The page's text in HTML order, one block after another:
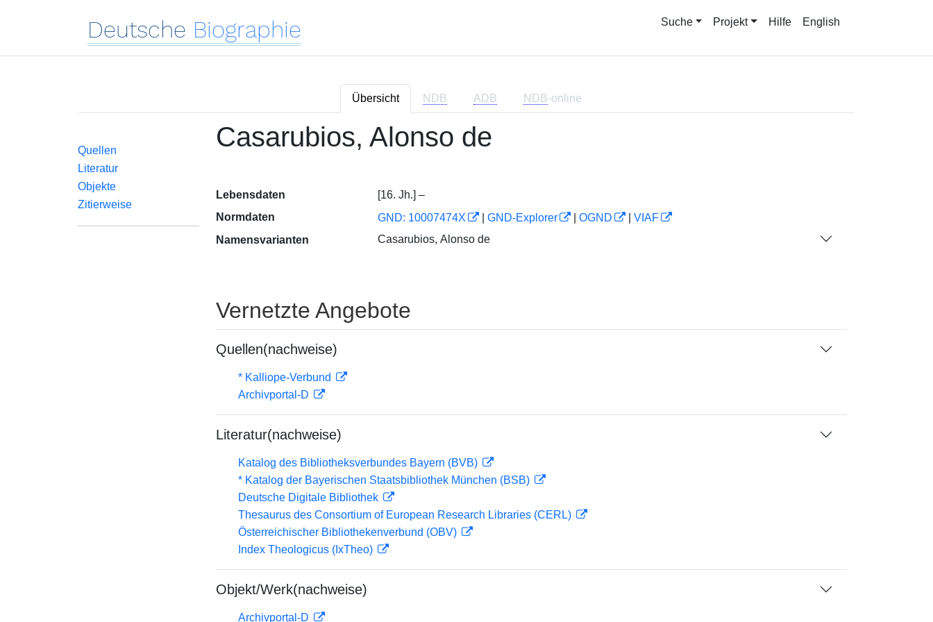
Deutsche Biographie Suche Projekt Hilfe English
Übersicht NDB ADB NDB-online
Quellen
Literatur
Objekte
Zitierweise
Casarubios, Alonso de
Lebensdaten
[16. Jh.] –
Normdaten
GND: 10007474X GND-Explorer OGND
VIAF
Namensvarianten
Casarubios, Alonso de
Vernetzte Angebote
Quellen(nachweise)
* Kalliope-Verbund
Archivportal-D
Literatur(nachweise)
Katalog des Bibliotheksverbundes Bayern (BVB)
* Katalog der Bayerischen Staatsbibliothek München (BSB)
Deutsche Digitale Bibliothek
Thesaurus des Consortium of European Research Libraries (CERL)
Österreichischer Bibliothekenverbund (OBV)
Index Theologicus (IxTheo)
Objekt/Werk(nachweise)
Archivportal-D